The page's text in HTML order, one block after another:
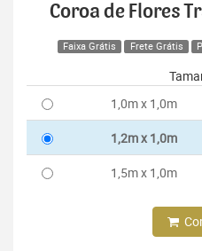
Coroa de Flores
Faixa Grátis Frete Grátis
1,0m x 1,0m
1,2m x 1,0m
1,5m x 1,0m